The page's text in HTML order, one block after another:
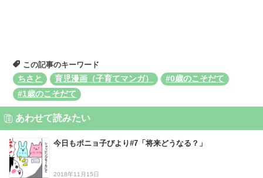
この記事のキーワード
ちさと
育児漫画（子育てマンガ）
#0歳のこそだて
#1歳のこそだて
あわせて読みたい
今日もポニョ子びより#7「将来どうなる？」
2018年11月15日